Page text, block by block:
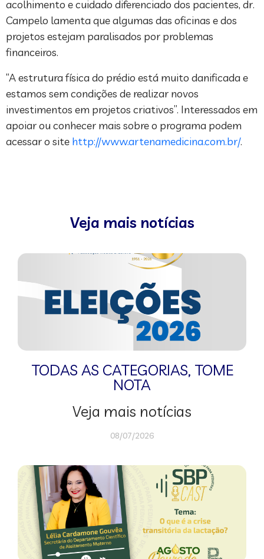
acolhimento e cuidado diferenciado dos pacientes, dr.
Campelo lamenta que algumas das oficinas e dos
projetos estejam paralisados por problemas
financeiros.
“A estrutura física do prédio está muito danificada e
estamos sem condições de realizar novos
investimentos em projetos criativos”. Interessados em
apoiar ou conhecer mais sobre o programa podem
acessar o site http://www.artenamedicina.com.br/.
Veja mais notícias
TODAS AS CATEGORIAS, TOME
NOTA
Veja mais notícias
08/07/2026